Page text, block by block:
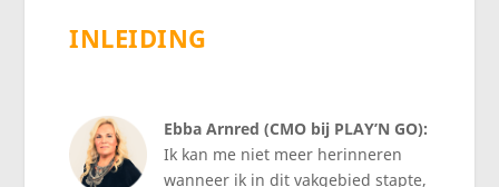
INLEIDING
Ebba Arnred (CMO bij PLAY’N GO):
Ik kan me niet meer herinneren
wanneer ik in dit vakgebied stapte,